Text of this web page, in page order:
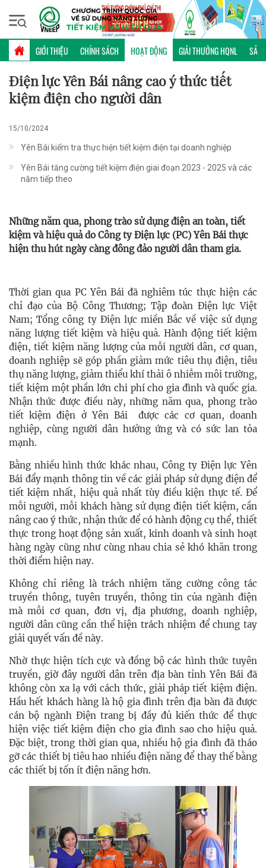
GIỚI THIỆU CHÍNH SÁCH HOẠT ĐỘNG GIẢI THƯỞNG HQNL SẢN
Thứ bảy, 08/08/2026 | 22:24 GMT+7
HOẠT ĐỘNG
Điện lực Yên Bái nâng cao ý thức tiết
kiệm điện cho người dân
15/10/2024
Yên Bái kiểm tra thực hiện tiết kiệm điện tại doanh nghiệp
Yên Bái tăng cường tiết kiệm điện giai đoạn 2023 - 2025 và các
năm tiếp theo
Những năm qua, phong trào sử dụng điện an toàn, tiết
kiệm và hiệu quả do Công ty Điện lực (PC) Yên Bái thực
hiện thu hút ngày càng đông đảo người dân tham gia.
Thời gian qua PC Yên Bái đã nghiêm túc thực hiện các
chỉ đạo của Bộ Công Thương; Tập đoàn Điện lực Việt
Nam; Tổng công ty Điện lực miền Bắc về việc sử dụng
năng lượng tiết kiệm và hiệu quả. Hành động tiết kiệm
điện, tiết kiệm năng lượng của mỗi người dân, cơ quan,
doanh nghiệp sẽ góp phần giảm mức tiêu thụ điện, tiêu
thụ năng lượng, giảm thiểu khí thải ô nhiễm môi trường,
tiết kiệm một phần lớn chi phí cho gia đình và quốc gia.
Nhận thức được điều này, những năm qua, phong trào
tiết kiệm điện ởYên Bái
được các cơ quan, doanh
nghiệp, cùng người dân hưởng ứng và có sức lan tỏa
mạnh.
Bằng nhiều hình thức khác nhau, Công ty Điện lực Yên
Bái đẩy mạnh thông tin về các giải pháp sử dụng điện để
tiết kiệm nhất, hiệu quả nhất tùy điều kiện thực tế. Để
mỗi người, mỗi khách hàng sử dụng điện tiết kiệm, cần
nâng cao ý thức, nhận thức để có hành động cụ thể, thiết
thực trong hoạt động sản xuất, kinh doanh và sinh hoạt
hàng ngày cũng như cùng nhau chia sẻ khó khăn trong
thời điểm hiện nay.
Không chỉ riêng là trách nhiệm tăng cường công tác
truyền thông, tuyên truyền, thông tin của ngành điện
mà mỗi cơ quan, đơn vị, địa phương, doanh nghiệp,
người dân cũng cần thể hiện trách nhiệm để chung tay
giải quyết vấn đề này.
Nhờ thực hiện tích cực và đồng bộ các hình thức tuyên
truyền, giờ đây người dân trên địa bàn tỉnh Yên Bái đã
không còn xa lạ với cách thức, giải pháp tiết kiệm điện.
Hầu hết khách hàng là hộ gia đình trên địa bàn đã được
cán bộ ngành Điện trang bị đầy đủ kiến thức để thực
hiện việc tiết kiệm điện cho gia đình sao cho hiệu quả.
Đặc biệt, trong thời gian qua, nhiều hộ gia đình đã tháo
gỡ các thiết bị tiêu hao nhiều điện năng để thay thế bằng
các thiết bị tốn ít điện năng hơn.